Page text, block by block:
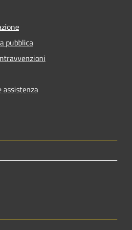
pubblica
assistenza